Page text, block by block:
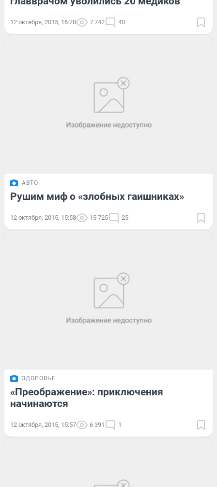
12 октября, 2015, 16:20 7 742 40
АВТО
Рушим миф о «злобных гаишниках»
12 октября, 2015, 15:58 15 725 25
ЗДОРОВЬЕ
«Преображение»: приключения
начинаются
12 октября, 2015, 15:57 6 391 1